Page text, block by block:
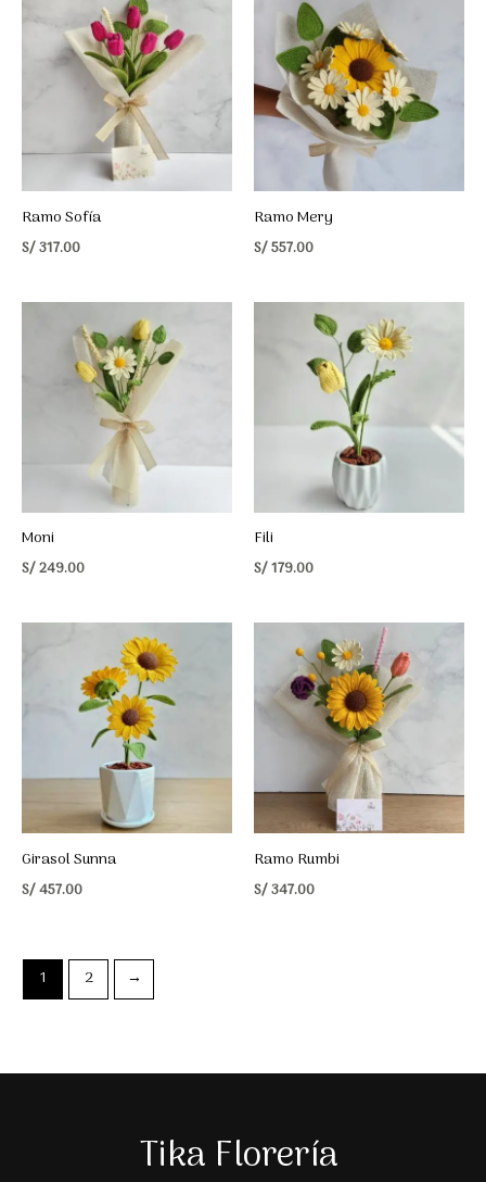
Ramo Sofía
S/317.00
Ramo Mery
S/557.00
Moni
S/249.00
Fili
S/179.00
Girasol Sunna
S/457.00
Ramo Rumbi
S/347.00
1 2 →
Tika Florería